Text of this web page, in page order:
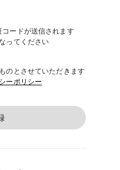
ードが送信されます
ってください
のとさせていただきます
ーポリシー